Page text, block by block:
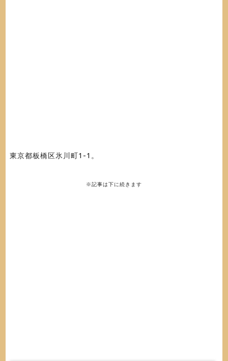
東京都板橋区氷川町1-1 。
※記事は下に続きます